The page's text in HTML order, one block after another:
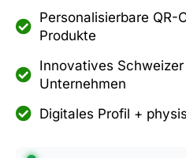
Personalisierbare QR-
Produkte
Innovatives
Unternehmen
Digitales Profil +